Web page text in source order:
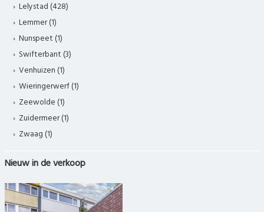
Lelystad (428)
Lemmer (1)
Nunspeet (1)
Swifterbant (3)
Venhuizen (1)
Wieringerwerf (1)
Zeewolde (1)
Zuidermeer (1)
Zwaag (1)
Nieuw in de verkoop